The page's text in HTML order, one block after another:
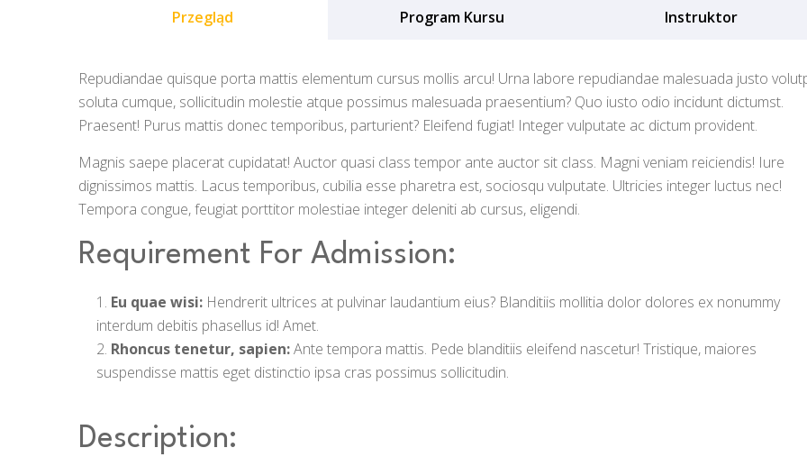
Przegląd Program Kursu Instruktor
Repudiandae quisque porta mattis elementum cursus mollis arcu! Urna labore repudiandae malesuada justo
soluta cumque, sollicitudin molestie atque possimus malesuada praesentium? Quo iusto odio incidunt dictumst.
Praesent! Purus mattis donec temporibus, parturient? Eleifend fugiat! Integer vulputate ac dictum provident.
Magnis saepe placerat cupidatat! Auctor quasi class tempor ante auctor sit class. Magni veniam reiciendis! Iure
dignissimos mattis. Lacus temporibus, cubilia esse pharetra est, sociosqu vulputate. Ultricies integer luctus nec!
Tempora congue, feugiat porttitor molestiae integer deleniti ab cursus, eligendi.
Requirement For Admission:
Eu quae wisi: Hendrerit ultrices at pulvinar laudantium eius? Blanditiis mollitia dolor dolores ex nonummy
interdum debitis phasellus id! Amet.
Rhoncus tenetur, sapien:Ante tempora mattis. Pede blanditiis eleifend nascetur! Tristique, maiores
suspendisse mattis eget distinctio ipsa cras possimus sollicitudin.
Description: